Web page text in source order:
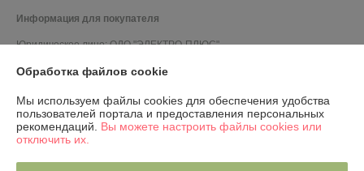
Информация для покупателя
Юридическое лицо:ОДО "ЭЛЕКТРО-ПЛЮС"
УНП: 590001816
Регистрационный орган: Гродненский городской исполком
Дата регистрации компании: 13.04.2001
Обработка файлов cookie
Мы используем файлы cookies для обеспечения удобства
пользователей портала и предоставления персональных
рекомендаций. Вы можете настроить файлы cookies или
отключить их.